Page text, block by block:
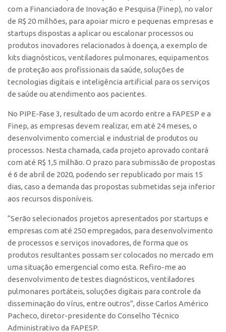
Leis e Normas
Transferência de Tecnologia
Editais de TT
PD&I
Convênios
Parcerias PD&I
PIPE/FAPESP
SPRINT
Exceções
Programas
Conexão USP
Conexão Inter-USP
Patentes em Destaque
Inteligência Competitiva
Showroom de Tecnologias
Empreendedorismo
Jornada Empreendedora
com a Financiadora de Inovação e Pesquisa (Finep), no valor
de R$ 20 milhões, para apoiar micro e pequenas empresas e
startups dispostas a aplicar ou escalonar processos ou
produtos inovadores relacionados à doença, a exemplo de
kits diagnósticos, ventiladores pulmonares, equipamentos
de proteção aos profissionais da saúde, soluções de
tecnologias digitais e inteligência artificial para os serviços
de saúde ou atendimento aos pacientes.
No PIPE-Fase 3, resultado de um acordo entre a FAPESP e a
Finep, as empresas devem realizar, em até 24 meses, o
desenvolvimento comercial e industrial de produtos ou
processos. Nesta chamada, cada projeto aprovado contará
com até R$ 1,5 milhão. O prazo para submissão de propostas
é 6 de abril de 2020, podendo ser republicado por mais 15
dias, caso a demanda das propostas submetidas seja inferior
aos recursos disponíveis.
“Serão selecionados projetos apresentados por startups e
empresas com até 250 empregados, para desenvolvimento
de processos e serviços inovadores, de forma que os
produtos resultantes possam ser colocados no mercado em
uma situação emergencial como esta. Refiro-me ao
desenvolvimento de testes diagnósticos, ventiladores
pulmonares portáteis, soluções digitais para controle da
disseminação do vírus, entre outros”, disse Carlos Américo
Pacheco, diretor-presidente do Conselho Técnico
Administrativo da FAPESP.